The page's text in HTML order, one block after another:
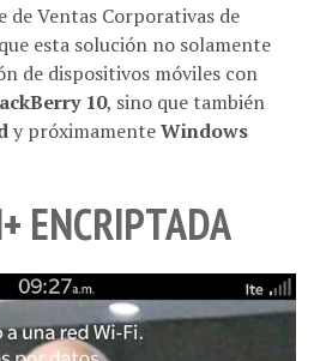
de Ventas Corporativas de
esta solución no solamente
de dispositivos móviles con
10, sino que también
y próximamenteWindows
ENCRIPTADA